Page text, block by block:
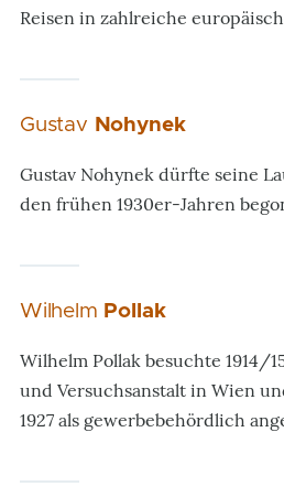
Reisen in zahlreiche
Gustav Nohynek
Gustav Nohynek dürfte seine
den frühen 1930er-Jahren
Wilhelm Pollak
Wilhelm Pollak besuchte 1914/
und Versuchsanstalt in Wien
1927 als gewerbebehördlich